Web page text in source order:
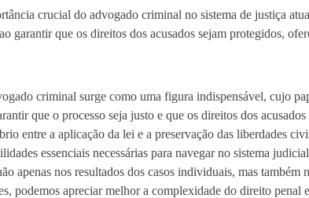
crucial do advogado criminal no sistema de justiça
garantir que os direitos dos acusados sejam protegidos,
criminal surge como uma figura indispensável, cujo
que o processo seja justo e que os direitos dos
entre a aplicação da lei e a preservação das liberdades
essenciais necessárias para navegar no sistema
apenas nos resultados dos casos individuais, mas também
podemos apreciar melhor a complexidade do direito penal